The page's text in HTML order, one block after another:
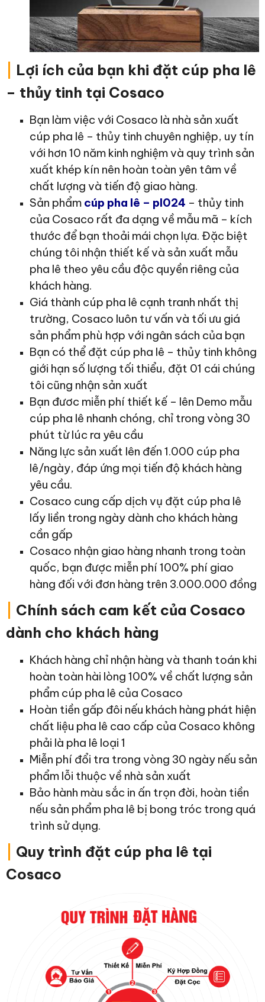
Lợi ích của bạn khi đặt cúp pha lê
– thủy tinh tại Cosaco
Bạn làm việc với Cosaco là nhà sản xuất
cúp pha lê – thủy tinh chuyên nghiệp, uy tín
với hơn 10 năm kinh nghiệm và quy trình sản
xuất khép kín nên hoàn toàn yên tâm về
chất lượng và tiến độ giao hàng.
Sản phẩm cúp pha lê – pl024 – thủy tinh
của Cosaco rất đa dạng về mẫu mã – kích
thước để bạn thoải mái chọn lựa. Đặc biệt
chúng tôi nhận thiết kế và sản xuất mẫu
pha lê theo yêu cầu độc quyền riêng của
khách hàng.
Giá thành cúp pha lê cạnh tranh nhất thị
trường, Cosaco luôn tư vấn và tối ưu giá
sản phẩm phù hợp với ngân sách của bạn
Bạn có thể đặt cúp pha lê – thủy tinh không
giới hạn số lượng tối thiểu, đặt 01 cái chúng
tôi cũng nhận sản xuất
Bạn đươc miễn phí thiết kế – lên Demo mẫu
cúp pha lê nhanh chóng, chỉ trong vòng 30
phút từ lúc ra yêu cầu
Năng lực sản xuất lên đến 1.000 cúp pha
lê/ngày, đáp ứng mọi tiến độ khách hàng
yêu cầu.
Cosaco cung cấp dịch vụ đặt cúp pha lê
lấy liền trong ngày dành cho khách hàng
cần gấp
Cosaco nhận giao hàng nhanh trong toàn
quốc, bạn được miễn phí 100% phí giao
hàng đối với đơn hàng trên 3.000.000 đồng
Chính sách cam kết của Cosaco
dành cho khách hàng
Khách hàng chỉ nhận hàng và thanh toán khi
hoàn toàn hài lòng 100% về chất lượng sản
phẩm cúp pha lê của Cosaco
Hoàn tiền gấp đôi nếu khách hàng phát hiện
chất liệu pha lê cao cấp của Cosaco không
phải là pha lê loại 1
Miễn phí đổi tra trong vòng 30 ngày nếu sản
phẩm lỗi thuộc về nhà sản xuất
Bảo hành màu sắc in ấn trọn đời, hoàn tiền
nếu sản phẩm pha lê bị bong tróc trong quá
trình sử dụng.
Quy trình đặt cúp pha lê tại
Cosaco